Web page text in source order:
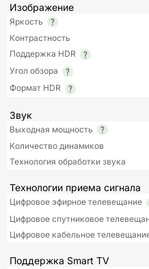
Изображение
Яркость
Контрастность
Поддержка HDR
Угол обзора
Формат HDR
Звук
Выходная мощность
Количество динамиков
Технология обработки звука
Технологии приема сигнала
Цифровое эфирное телевещание
Цифровое спутниковое
Цифровое кабельное
Поддержка Smart TV